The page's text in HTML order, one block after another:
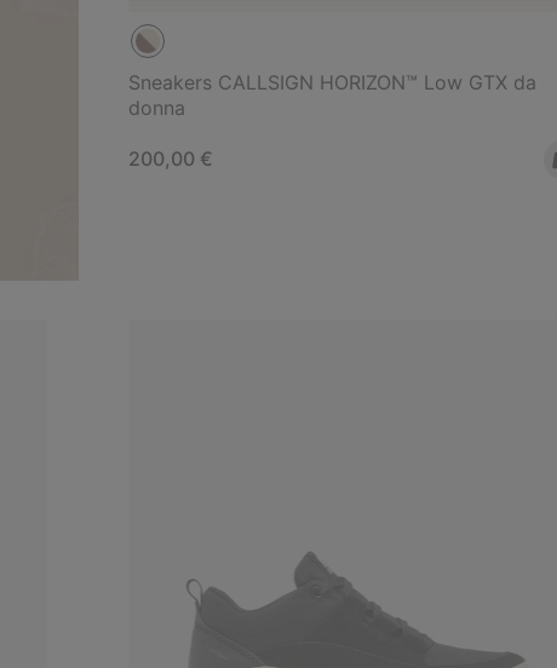
Sneakers CALLSIGN HORIZON™ Low GTX da
donna
Regular price:
200,00 €